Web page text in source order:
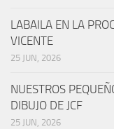
LABAILA EN LA
VICENTE
25 JUN, 2026
NUESTROS
DIBUJO DE JCF
25 JUN, 2026